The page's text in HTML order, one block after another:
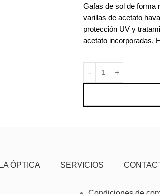
Gafas de sol de forma
varillas de acetato
protección UV y
acetato incorporadas.
LA ÓPTICA SERVICIOS